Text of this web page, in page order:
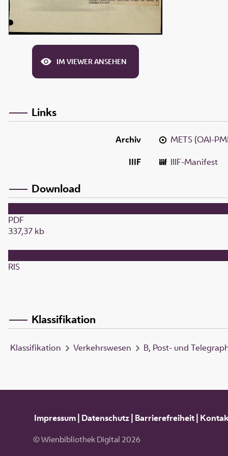
IM VIEWER ANSEHEN
Links
Archiv
METS (OAI-
IIIF
IIIF-Manifest
Download
PDF
337,37 kb
RIS
Klassifikation
Klassifikation Verkehrswesen B, Post- und
Impressum| Datenschutz| Barrierefreiheit|
© Wienbibliothek Digital 2026